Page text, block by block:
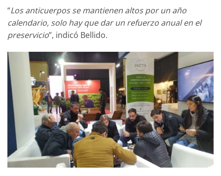
“Los anticuerpos se mantienen altos por un año
calendario, solo hay que dar un refuerzo anual en el
preservicio”, indicó Bellido.